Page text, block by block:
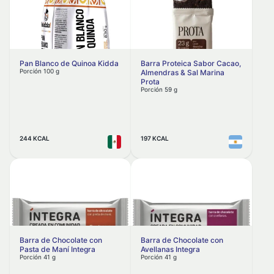
Frutas secas y semillas
Galletitas
Galletitas dulces simples
Galletitas de arroz
Galletitas tipo snacks
Galletitas dulces rellenas
Grasas y aceites
Aceites
Cremas y grasas
Almadre
Aloja
Alpino
Alpura
Altamar
Anfibia
AngelFood
Animal Kind
Aqualoe
Pan Blanco de Quinoa Kidda
Porción 100 g
244 KCAL
Barra Proteica Sabor Cacao,
Almendras & Sal Marina
Prota
Porción 59 g
197 KCAL
Barra de Chocolate con
Pasta de Maní Integra
Porción 41 g
Barra de Chocolate con
Avellanas Integra
Porción 41 g